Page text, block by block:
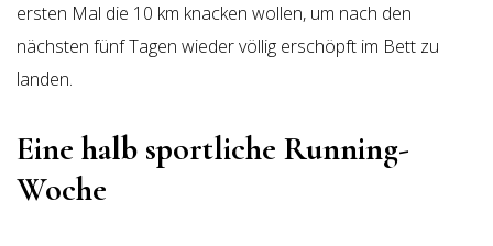
ersten Mal die 10 km knacken wollen, um nach den
nächsten fünf Tagen wieder völlig erschöpft im Bett zu
landen.
Eine halb sportliche Running-
Woche